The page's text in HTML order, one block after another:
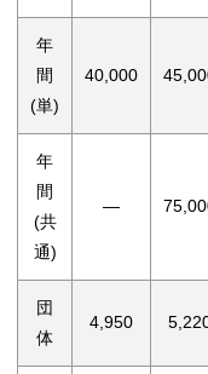
年
間
(単)
40,000
年
間
(共
通)
―
団
体
4,950